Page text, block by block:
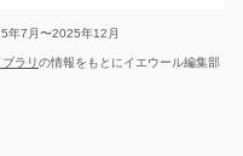
年7月〜2025年12月
ラリの情報をもとにイエウール編集部